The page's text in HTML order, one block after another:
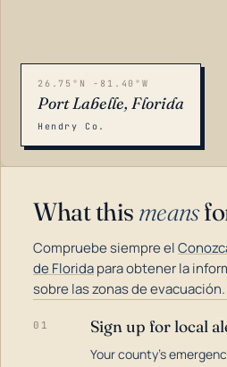
26.75°N -81.40°W
Port Labelle, Florida
Hendry Co.
What this means
Compruebe siempre el
de Floridapara obtener la
sobre las zonas de evacuación.
01 Sign up for local
Your county's